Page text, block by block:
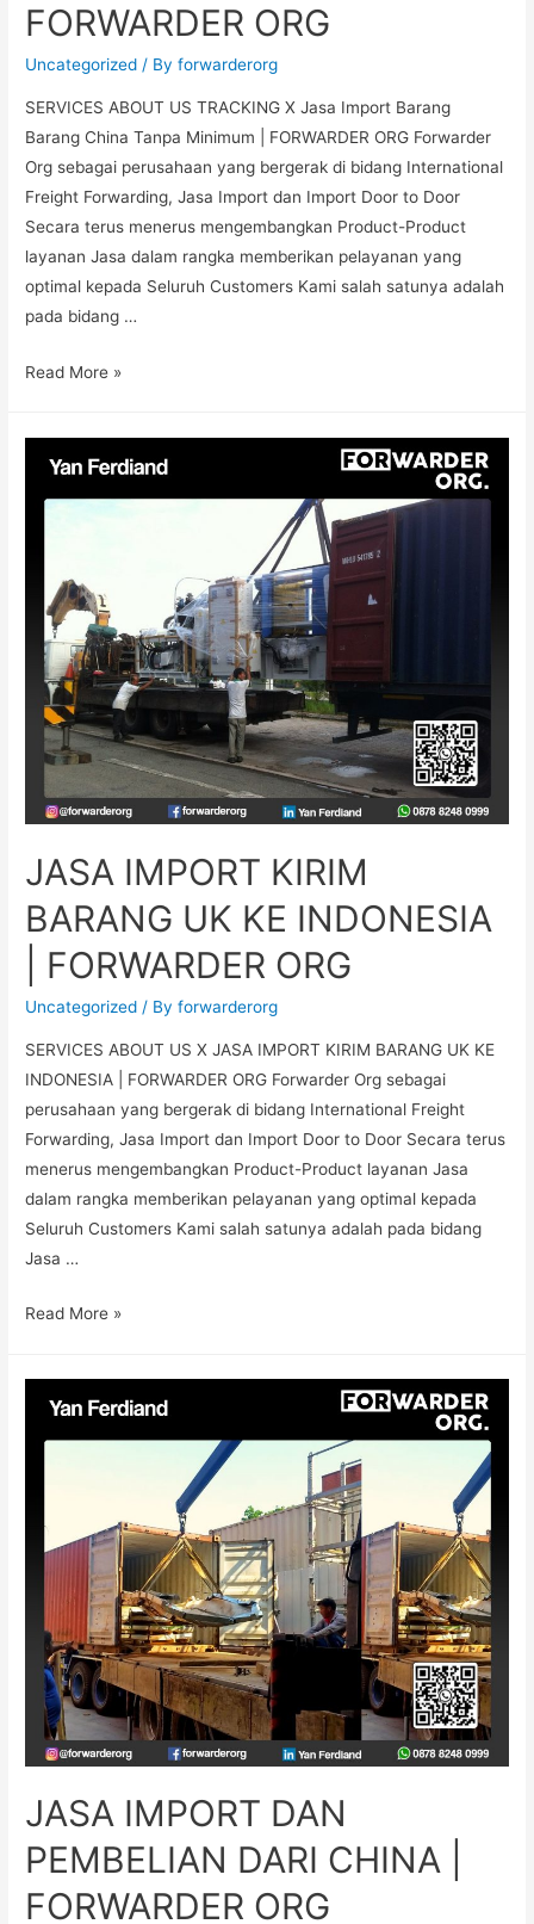
FORWARDER ORG
Uncategorized / Byforwarderorg
SERVICES ABOUT US TRACKING X Jasa Import Barang
Barang China Tanpa Minimum | FORWARDER ORG Forwarder
Org sebagai perusahaan yang bergerak di bidang International
Freight Forwarding, Jasa Import dan Import Door to Door
Secara terus menerus mengembangkan Product-Product
layanan Jasa dalam rangka memberikan pelayanan yang
optimal kepada Seluruh Customers Kami salah satunya adalah
pada bidang …
Read More »
JASA IMPORT KIRIM
BARANG UK KE INDONESIA
| FORWARDER ORG
Uncategorized / Byforwarderorg
SERVICES ABOUT US X JASA IMPORT KIRIM BARANG UK KE
INDONESIA | FORWARDER ORG Forwarder Org sebagai
perusahaan yang bergerak di bidang International Freight
Forwarding, Jasa Import dan Import Door to Door Secara terus
menerus mengembangkan Product-Product layanan Jasa
dalam rangka memberikan pelayanan yang optimal kepada
Seluruh Customers Kami salah satunya adalah pada bidang
Jasa …
Read More »
JASA IMPORT DAN
PEMBELIAN DARI CHINA |
FORWARDER ORG